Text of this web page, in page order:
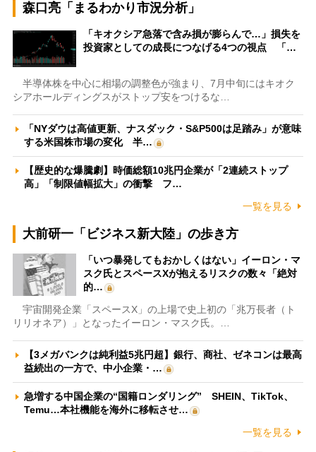
森口亮「まるわかり市況分析」
「キオクシア急落で含み損が膨らんで…」損失を
投資家としての成長につなげる4つの視点 「…
半導体株を中心に相場の調整色が強まり、7月中旬にはキオク
シアホールディングスがストップ安をつけるな…
「NYダウは高値更新、ナスダック・S&P500は足踏み」が意味
する米国株市場の変化 半…
【歴史的な爆騰劇】時価総額10兆円企業が「2連続ストップ
高」「制限値幅拡大」の衝撃 フ…
一覧を見る
大前研一「ビジネス新大陸」の歩き方
「いつ暴発してもおかしくはない」イーロン・マ
スク氏とスペースXが抱えるリスクの数々「絶対
的…
宇宙開発企業「スペースX」の上場で史上初の「兆万長者（ト
リリオネア）」となったイーロン・マスク氏。…
【3メガバンクは純利益5兆円超】銀行、商社、ゼネコンは最高
益続出の一方で、中小企業・…
急増する中国企業の“国籍ロンダリング” SHEIN、TikTok、
Temu…本社機能を海外に移転させ…
一覧を見る